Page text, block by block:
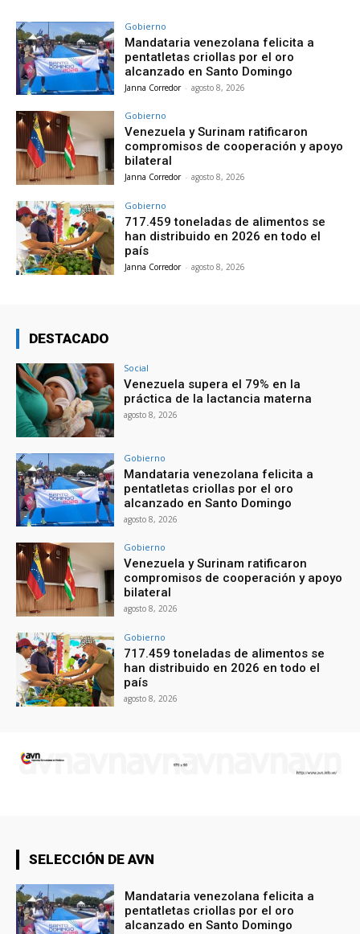
Gobierno
Mandataria venezolana felicita a
pentatletas criollas por el oro
alcanzado en Santo Domingo
Janna Corredor - agosto 8, 2026
Gobierno
Venezuela y Surinam ratificaron
compromisos de cooperación y apoyo
bilateral
Janna Corredor - agosto 8, 2026
Gobierno
717.459 toneladas de alimentos se
han distribuido en 2026 en todo el
país
Janna Corredor - agosto 8, 2026
DESTACADO
Social
Venezuela supera el 79% en la
práctica de la lactancia materna
agosto 8, 2026
Gobierno
Mandataria venezolana felicita a
pentatletas criollas por el oro
alcanzado en Santo Domingo
agosto 8, 2026
Gobierno
Venezuela y Surinam ratificaron
compromisos de cooperación y apoyo
bilateral
agosto 8, 2026
Gobierno
717.459 toneladas de alimentos se
han distribuido en 2026 en todo el
país
agosto 8, 2026
SELECCIÓN DE AVN
Mandataria venezolana felicita a
pentatletas criollas por el oro
alcanzado en Santo Domingo